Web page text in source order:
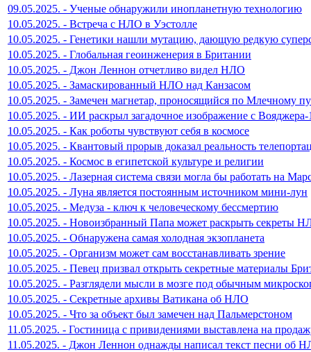
09.05.2025. - Ученые обнаружили инопланетную технологию
10.05.2025. - Встреча с НЛО в Уэстолле
10.05.2025. - Генетики нашли мутацию, дающую редкую
10.05.2025. - Глобальная геоинженерия в Британии
10.05.2025. - Джон Леннон отчетливо видел НЛО
10.05.2025. - Замаскированный НЛО над Канзасом
10.05.2025. - Замечен магнетар, проносящийся по Млечному
10.05.2025. - ИИ раскрыл загадочное изображение с Вояджера-
10.05.2025. - Как роботы чувствуют себя в космосе
10.05.2025. - Квантовый прорыв доказал реальность
10.05.2025. - Космос в египетской культуре и религии
10.05.2025. - Лазерная система связи могла бы работать на
10.05.2025. - Луна является постоянным источником мини-лун
10.05.2025. - Медуза - ключ к человеческому бессмертию
10.05.2025. - Новоизбранный Папа может раскрыть секреты
10.05.2025. - Обнаружена самая холодная экзопланета
10.05.2025. - Организм может сам восстанавливать зрение
10.05.2025. - Певец призвал открыть секретные материалы
10.05.2025. - Разглядели мысли в мозге под обычным
10.05.2025. - Секретные архивы Ватикана об НЛО
10.05.2025. - Что за объект был замечен над Пальмерстоном
11.05.2025. - Гостиница с привидениями выставлена на
11.05.2025. - Джон Леннон однажды написал текст песни об